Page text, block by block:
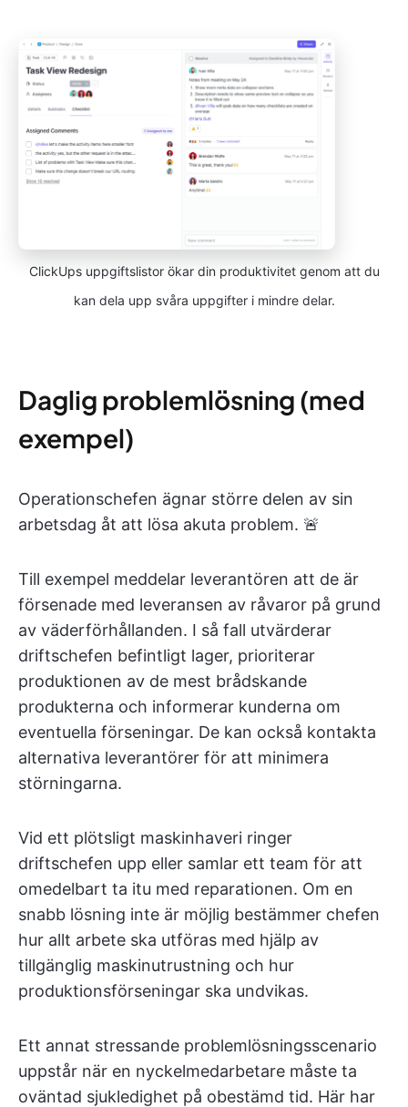
ClickUps uppgiftslistor ökar din produktivitet genom att du
kan dela upp svåra uppgifter i mindre delar.
Daglig problemlösning (med
exempel)
Operationschefen ägnar större delen av sin
arbetsdag åt att lösa akuta problem. 🚨
Till exempel meddelar leverantören att de är
försenade med leveransen av råvaror på grund
av väderförhållanden. I så fall utvärderar
driftschefen befintligt lager, prioriterar
produktionen av de mest brådskande
produkterna och informerar kunderna om
eventuella förseningar. De kan också kontakta
alternativa leverantörer för att minimera
störningarna.
Vid ett plötsligt maskinhaveri ringer
driftschefen upp eller samlar ett team för att
omedelbart ta itu med reparationen. Om en
snabb lösning inte är möjlig bestämmer chefen
hur allt arbete ska utföras med hjälp av
tillgänglig maskinutrustning och hur
produktionsförseningar ska undvikas.
Ett annat stressande problemlösningsscenario
uppstår när en nyckelmedarbetare måste ta
oväntad sjukledighet på obestämd tid. Här har